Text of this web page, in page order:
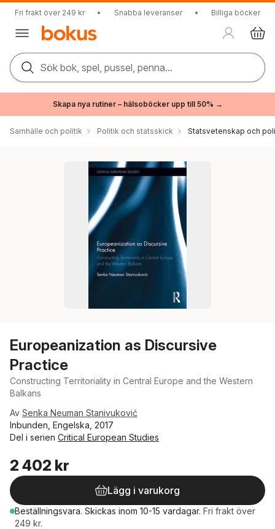
Fri frakt över 249 kr • Snabba leveranser • Billiga böcker
Sök bok, spel, pussel, penna...
Skapa nya rutiner – hälsoböcker upp till 50% →
Samhälle och politik Politik och statsskick Statsvetenskap och
Europeanization as Discursive
Practice
Constructing Territoriality in Central Europe and the Western
Balkans
Av Senka Neuman Stanivuković
Inbunden, Engelska, 2017
Del i serien Critical European Studies
2 402 kr
Lägg i varukorg
Beställningsvara. Skickas inom 10-15 vardagar. Fri frakt över
249 kr.